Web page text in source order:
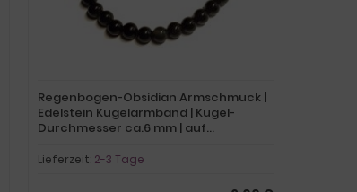
Regenbogen-Obsidian Armschmuck |
Edelstein Kugelarmband | Kugel-
Durchmesser ca.6 mm | auf
Herren Steinschmuck echt
Lieferzeit: 2-3 Tage